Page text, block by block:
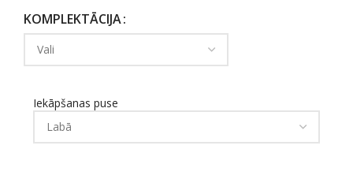
KOMPLEKTĀCIJA
Iekāpšanas puse